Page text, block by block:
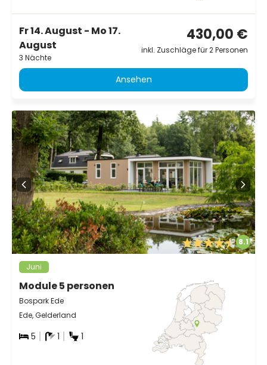
Fr 14. August - Mo 17.
August
3 Nächte
430,00 €
inkl. Zuschläge für 2 Personen
Ansehen
8.1
Juni
Module 5 personen
Bospark Ede
Ede, Gelderland
5 1 1